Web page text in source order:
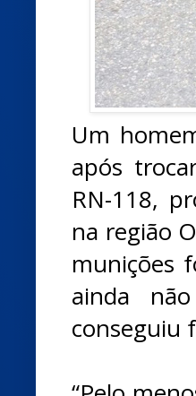
Um
após
RN-118,
na região
munições
ainda
conseguiu